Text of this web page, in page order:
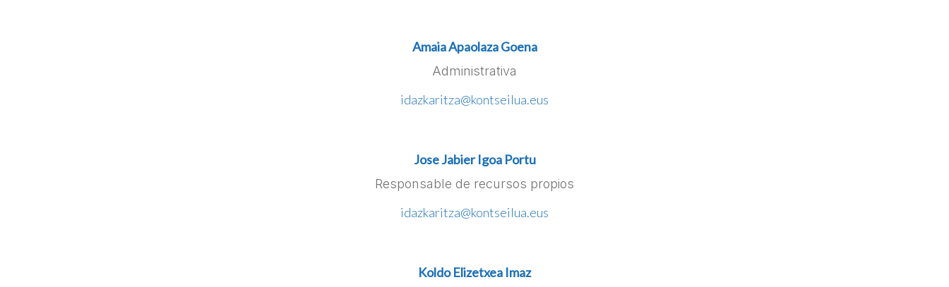
Amaia Apaolaza Goena
Administrativa
idazkaritza@kontseilua.eus
Jose Jabier Igoa Portu
Responsable de recursos propios
idazkaritza@kontseilua.eus
Koldo Elizetxea Imaz